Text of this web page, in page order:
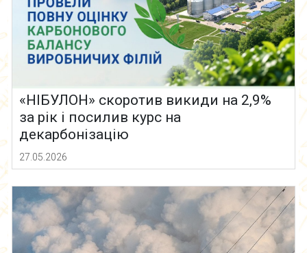
«НІБУЛОН» скоротив викиди на 2,9%
за рік і посилив курс на
декарбонізацію
27.05.2026